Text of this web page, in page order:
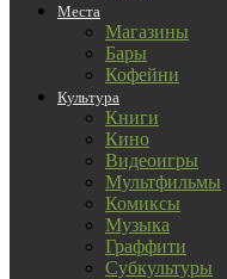
Места
Магазины
Бары
Кофейни
Культура
Книги
Кино
Видеоигры
Мультфильмы
Комиксы
Музыка
Граффити
Субкультуры